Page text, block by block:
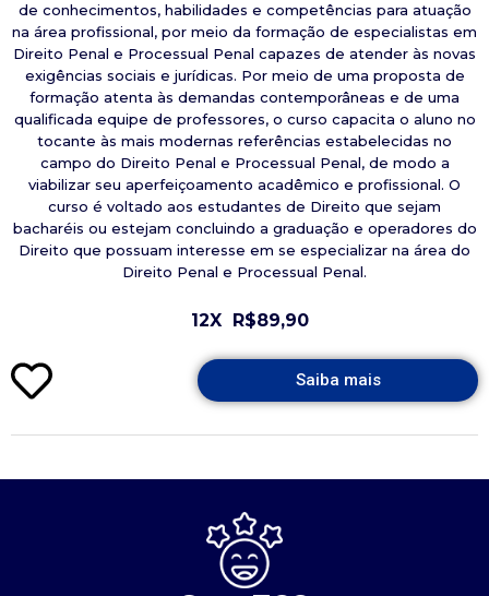
de conhecimentos, habilidades e competências para atuação
na área profissional, por meio da formação de especialistas em
Direito Penal e Processual Penal capazes de atender às novas
exigências sociais e jurídicas. Por meio de uma proposta de
formação atenta às demandas contemporâneas e de uma
qualificada equipe de professores, o curso capacita o aluno no
tocante às mais modernas referências estabelecidas no
campo do Direito Penal e Processual Penal, de modo a
viabilizar seu aperfeiçoamento acadêmico e profissional. O
curso é voltado aos estudantes de Direito que sejam
bacharéis ou estejam concluindo a graduação e operadores do
Direito que possuam interesse em se especializar na área do
Direito Penal e Processual Penal.
12X R$89,90
Saiba mais